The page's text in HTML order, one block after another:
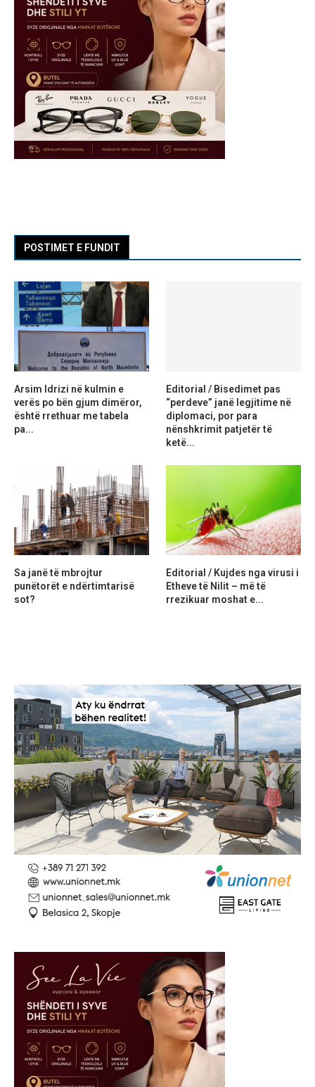
POSTIMET E FUNDIT
Arsim Idrizi në kulmin e
verës po bën gjum dimëror,
është rrethuar me tabela
pa...
Editorial / Bisedimet pas
“perdeve” janë legjitime në
diplomaci, por para
nënshkrimit patjetër të
ketë...
Sa janë të mbrojtur
punëtorët e ndërtimtarisë
sot?
Editorial / Kujdes nga virusi i
Etheve të Nilit – më të
rrezikuar moshat e...